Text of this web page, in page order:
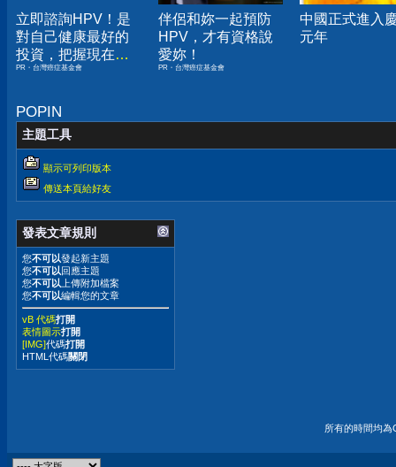
立即諮詢HPV！是
對自己健康最好的
投資，把握現在不
嫌晚！
PR・台灣癌症基金會
伴侶和妳一起預防
HPV，才有資格說
愛妳！
PR・台灣癌症基金會
中國正式進入
元年
POPIN
主題工具
顯示可列印版本
傳送本頁給好友
發表文章規則
您不可以發起新主題
您不可以回應主題
您不可以 上傳附加檔案
您不可以編輯您的文章
vB 代碼打開
表情圖示打開
[IMG]代碼打開
HTML代碼關閉
所有的時間均為